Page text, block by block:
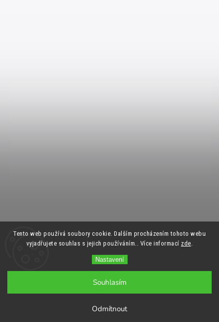
Tento web používá soubory cookie. Dalším procházením tohoto webu
vyjadřujete souhlas s jejich používáním.. Více informací zde.
Nastavení
Odmítnout
Souhlasím